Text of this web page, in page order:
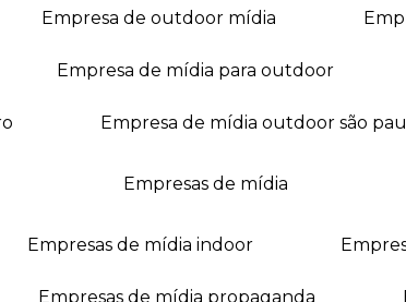
empresa de outdoor mídia
empresa de mídia para outdoor
empresa de mídia outdoor são
empresas de mídia
empresas de mídia indoor
empresas de mídia propaganda